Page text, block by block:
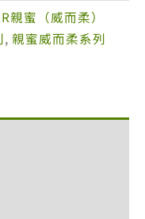
親蜜（威而柔）
, 親蜜威而柔系列